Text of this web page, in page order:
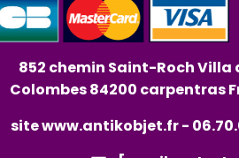
852 chemin Saint-Roch Villa
Colombes 84200 carpentras
sitewww.antikobjet.fr-